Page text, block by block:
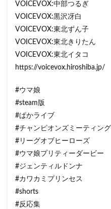
VOICEVOX:中部つるぎ
VOICEVOX:黒沢冴白
VOICEVOX:東北ずん子
VOICEVOX:東北きりたん
VOICEVOX:東北イタコ
https://voicevox.hiroshiba.jp/
#ウマ娘
#steam版
#ぱかライブ
#チャンピオンズミーティング
#リーグオブヒーローズ
#ウマ娘プリティーダービー
#ジェンティルドンナ
#カワカミプリンセス
#shorts
#反応集